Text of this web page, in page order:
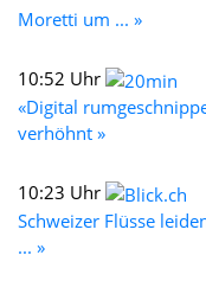
Moretti um ... »
10:52 Uhr
«Digital
verhöhnt »
10:23 Uhr
Schweizer Flüsse
... »